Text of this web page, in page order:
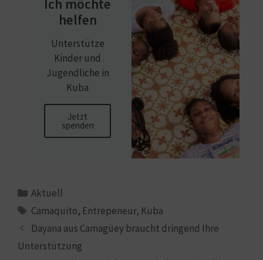
Ich möchte
helfen
Unterstütze
Kinder und
Jugendliche in
Kuba
Jetzt
spenden
Aktuell
Camaquito, Entrepeneur, Kuba
Dayana aus Camagüey braucht dringend Ihre
Unterstützung